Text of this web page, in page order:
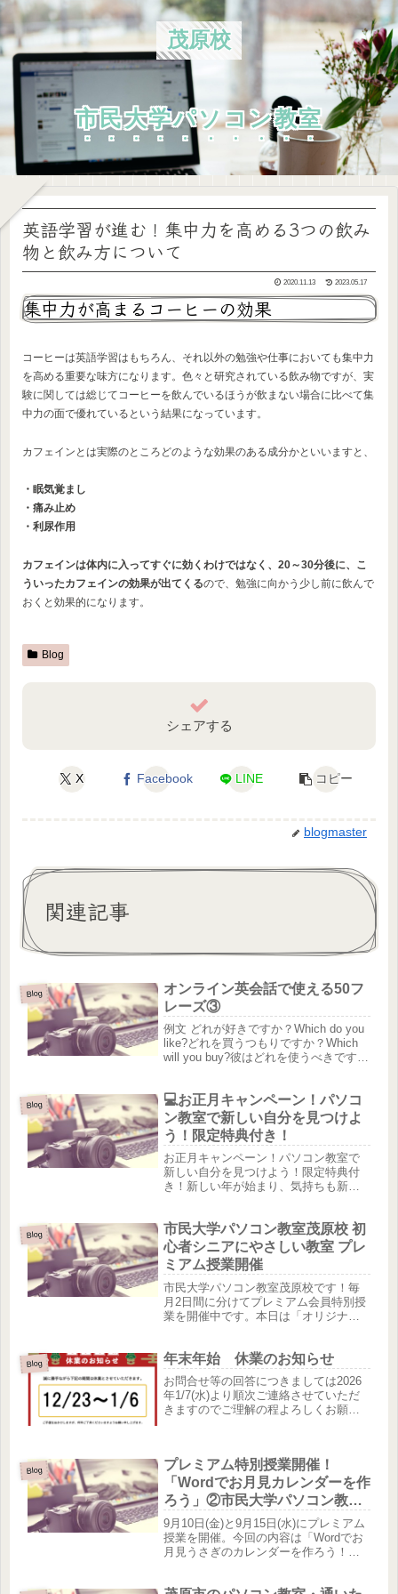
茂原校
市民大学パソコン教室
英語学習が進む！集中力を高める3つの飲み
物と飲み方について
2020.11.13 2023.05.17
集中力が高まるコーヒーの効果
コーヒーは英語学習はもちろん、それ以外の勉強や仕事においても集中力
を高める重要な味方になります。色々と研究されている飲み物ですが、実
験に関しては総じてコーヒーを飲んでいるほうが飲まない場合に比べて集
中力の面で優れているという結果になっています。
カフェインとは実際のところどのような効果のある成分かといいますと、
・眠気覚まし
・痛み止め
・利尿作用
カフェインは体内に入ってすぐに効くわけではなく、20～30分後に、こ
ういったカフェインの効果が出てくるので、勉強に向かう少し前に飲んで
おくと効果的になります。
Blog
シェアする
X Facebook LINE コピー
blogmaster
関連記事
Blog
オンライン英会話で使える50フ
レーズ③
例文 どれが好きですか？Which do you
like?どれを買うつもりですか？Which
will you buy?彼はどれを使うべきです
Blog
💻お正月キャンペーン！パソコ
ン教室で新しい自分を見つけよ
う！限定特典付き！
お正月キャンペーン！パソコン教室で
新しい自分を見つけよう！限定特典付
き！新しい年が始まり、気持ちも新た
ーンとして、パソコン教室での特別な
特典が登場しました。新しいスキルを
身...
Blog
市民大学パソコン教室茂原校 初
心者シニアにやさしい教室 プレ
ミアム授業開催
市民大学パソコン教室茂原校です！毎
月2日間に分けてプレミアム会員特別授
業を開催中です。本日は「オリジナル
です。（写真は生徒さんの作品です♪）
ワンランク上のサービスを提供でき...
Blog 年末年始 休業のお知らせ
お問合せ等の回答につきましては2026
年1/7(水)より順次ご連絡させていただ
きますのでご理解の程よろしくお願い
Blog
プレミアム特別授業開催！
「Wordでお月見カレンダーを作
ろう」②市民大学パソコン教室
茂原校
9月10日(金)と9月15日(水)にプレミアム
授業を開催。今回の内容は「Wordでお
月見うさぎのカレンダーを作ろう！」